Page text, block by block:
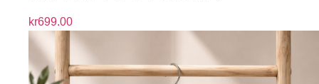
kr699.00